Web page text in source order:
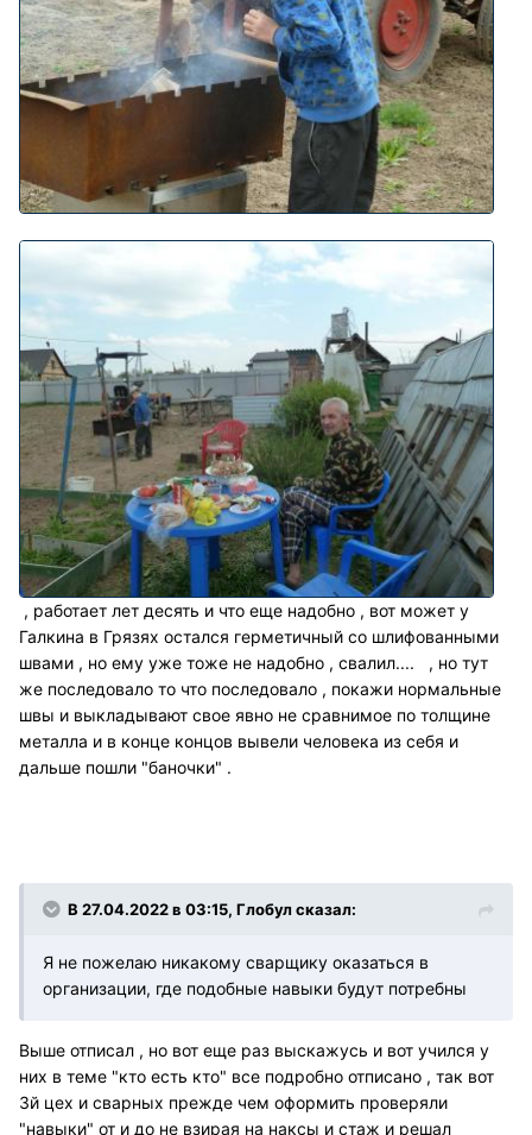
, работает лет десять и что еще надобно , вот может у
Галкина в Грязях остался герметичный со шлифованными
швами , но ему уже тоже не надобно , свалил.... , но тут
же последовало то что последовало , покажи нормальные
швы и выкладывают свое явно не сравнимое по толщине
металла и в конце концов вывели человека из себя и
дальше пошли "баночки" .
В 27.04.2022 в 03:15, Глобул сказал:
Я не пожелаю никакому сварщику оказаться в
организации, где подобные навыки будут потребны
Выше отписал , но вот еще раз выскажусь и вот учился у
них в теме "кто есть кто" все подробно отписано , так вот
3й цех и сварных прежде чем оформить проверяли
"навыки" от и до не взирая на наксы и стаж и решал